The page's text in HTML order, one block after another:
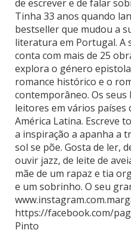
de escrever e de falar
Tinha 33 anos quando
bestseller que mudou a
literatura em Portugal. A
conta com mais de 25
explora o género
romance histórico e o
contemporâneo. Os
leitores em vários países
América Latina. Escreve
a inspiração a apanha a
sol se põe. Gosta de ler,
ouvir jazz, de leite de
mãe de um rapaz e tia
e um sobrinho. O seu
https://facebook.com/
Pinto